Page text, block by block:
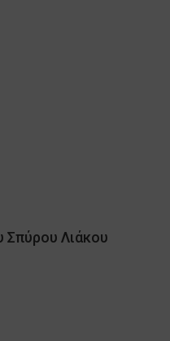
Σπύρου Λιάκου